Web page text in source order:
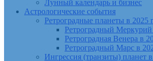
Лунный календарь и бизнес
Астрологические события
Ретроградные планеты в 2025
Ретроградный Меркурий
Ретроградная Венера в
Ретроградный Марс в
Ингрессия (транзиты) планет